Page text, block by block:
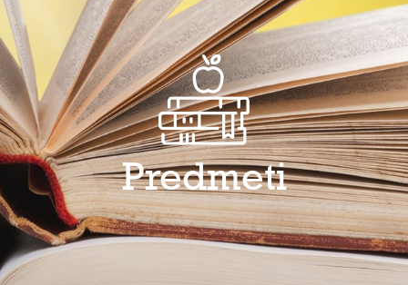
Predmeti